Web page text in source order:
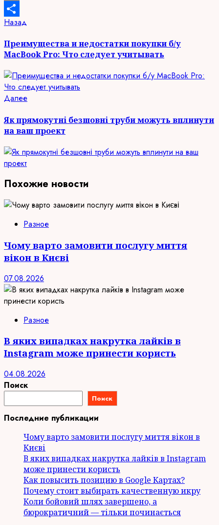
Email
Отправить
Продолжить
чтение
Назад
Преимущества и недостатки покупки б/у
MacBook Pro: Что следует учитывать
ДалееСледующая
Як прямокутні безшовні труби можуть вплинути
на ваш проект
Похожие новости
Разное
Чому варто замовити послугу миття
вікон в Києві
07.08.2026
Разное
В яких випадках накрутка лайків в
Instagram може принести користь
04.08.2026
Поиск
Поиск
Последние публикации
Чому варто замовити послугу миття вікон в
Києві
В яких випадках накрутка лайків в Instagram
може принести користь
Как повысить позицию в Google Картах?
Почему стоит выбирать качественную икру
Коли бойовий шлях завершено, а
бюрократичний — тільки починається